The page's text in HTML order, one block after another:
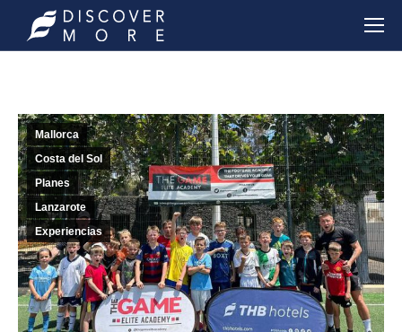
Mallorca
Costa del Sol
Planes
Lanzarote
Experiencias